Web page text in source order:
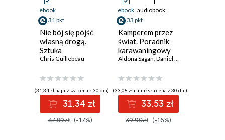
ebook
31 pkt
Nie bój się pójść
własną drogą.
Sztuka
nonkonformizmu
Chris Guillebeau
(31,34 zł najniższa cena z 30 dni)
31.34 zł
37.89zł (-17%)
ebook audiobook
33 pkt
Kamperem przez
świat. Poradnik
karawaningowy
Aldona Sagan, Daniel Sagan
(33,08 zł najniższa cena z 30 dni)
33.53 zł
39.90zł (-16%)